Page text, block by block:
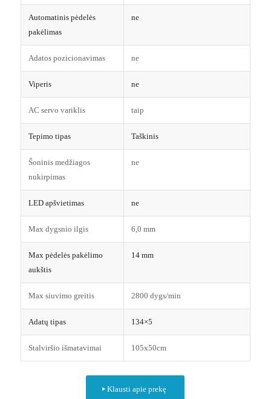
Automatinis pėdelės
pakėlimas
ne
Adatos pozicionavimas ne
Viperis ne
AC servo variklis taip
Tepimo tipas Taškinis
Šoninis medžiagos
nukirpimas
ne
LED apšvietimas ne
Max dygsnio ilgis 6,0 mm
Max pėdelės pakėlimo
aukštis
14 mm
Max siuvimo greitis 2800 dygs/min
Adatų tipas 134×5
Stalviršio išmatavimai 105x50cm
Klausti apie prekę